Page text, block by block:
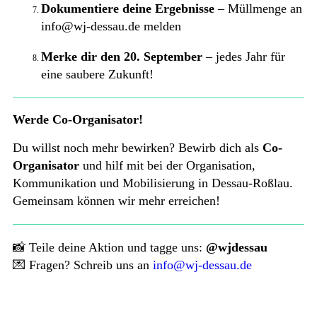
Dokumentiere deine Ergebnisse – Müllmenge an
info@wj-dessau.de melden
Merke dir den 20. September – jedes Jahr für
eine saubere Zukunft!
Werde Co-Organisator!
Du willst noch mehr bewirken? Bewirb dich als Co-
Organisator und hilf mit bei der Organisation,
Kommunikation und Mobilisierung in Dessau-Roßlau.
Gemeinsam können wir mehr erreichen!
📸 Teile deine Aktion und tagge uns: @wjdessau
💌 Fragen? Schreib uns an info@wj-dessau.de